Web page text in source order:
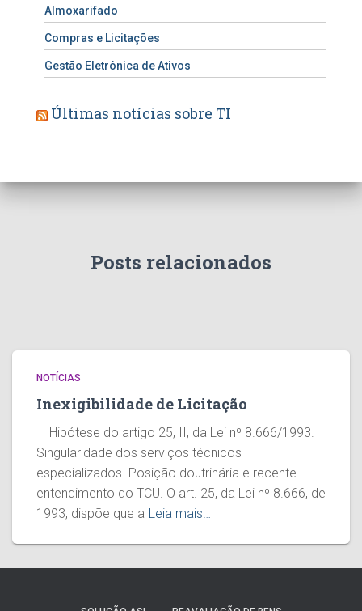
Almoxarifado
Compras e Licitações
Gestão Eletrônica de Ativos
Últimas notícias sobre TI
Posts relacionados
NOTÍCIAS
Inexigibilidade de Licitação
Hipótese do artigo 25, II, da Lei nº 8.666/1993.
Singularidade dos serviços técnicos
especializados. Posição doutrinária e recente
entendimento do TCU. O art. 25, da Lei nº 8.666, de
1993, dispõe que a Leia mais…